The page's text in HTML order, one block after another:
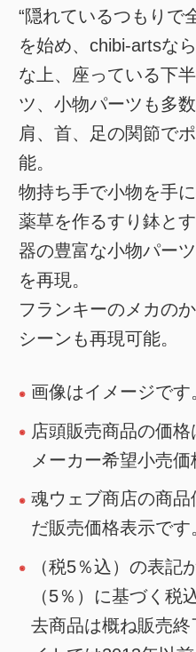
“隠れているつもりで
を始め、chibi-artsな
な上、座っている下
ツ、小物パーツも多数
肩、首、足の関節で
能。
物持ち手で小物を手
薬草を作るすり鉢と
器の豊富な小物パー
を再現。
フランキーのメカの
シーンも再現可能。
画像はイメージです
店頭販売商品の価
メーカー希望小売価
魂ウェブ商店の商
だ販売価格表示です
（税5％込）の表記
（5％）に基づく税
去商品は概ね販売